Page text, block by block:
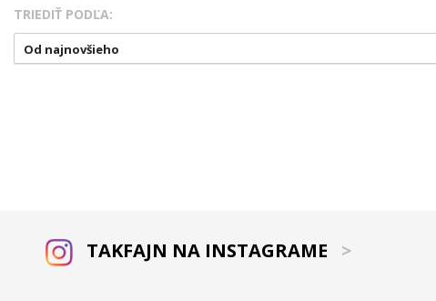
TRIEDIŤ PODĽA:
Od najnovšieho
TAKFAJN NA INSTAGRAME >